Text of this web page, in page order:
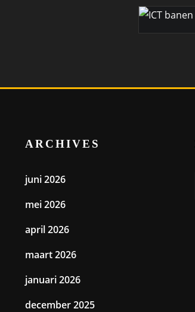
ARCHIVES
juni 2026
mei 2026
april 2026
maart 2026
januari 2026
december 2025